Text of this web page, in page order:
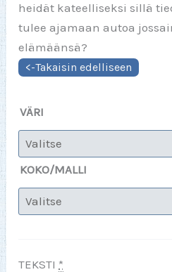
heidät kateelliseksi sillä
tulee ajamaan autoa
elämäänsä?
VÄRI
KOKO/MALLI
TEKSTI *